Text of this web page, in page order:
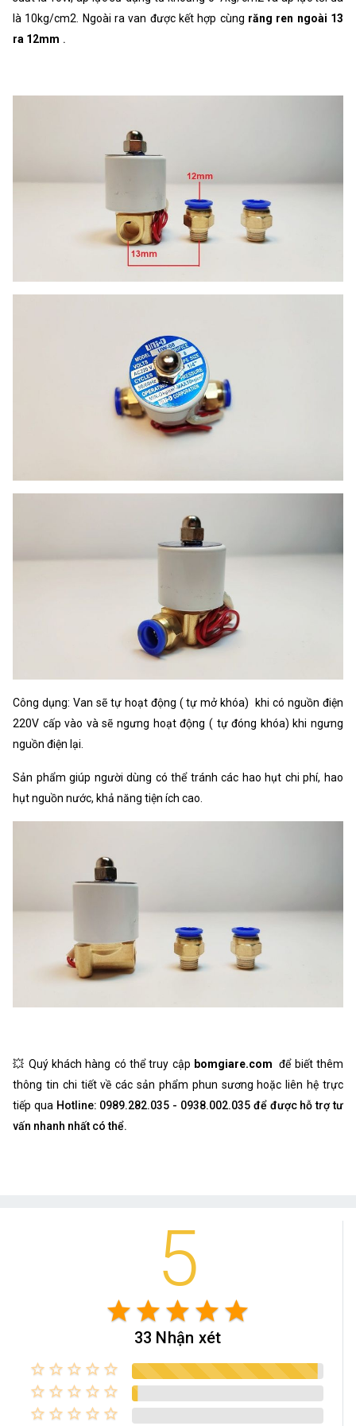
là 10kg/cm2. Ngoài ra van được kết hợp cùng răng ren ngoài 13
ra 12mm .
Công dụng: Van sẽ tự hoạt động ( tự mở khóa) khi có nguồn điện
220V cấp vào và sẽ ngưng hoạt động ( tự đóng khóa) khi ngưng
nguồn điện lại.
Sản phẩm giúp người dùng có thể tránh các hao hụt chi phí, hao
hụt nguồn nước, khả năng tiện ích cao.
💥 Quý khách hàng có thể truy cập bomgiare.com để biết thêm
thông tin chi tiết về các sản phẩm phun sương hoặc liên hệ trực
tiếp qua Hotline: 0989.282.035 - 0938.002.035 để được hỗ trợ tư
vấn nhanh nhất có thể.
5
star star star star star
33 Nhận xét
star_border star_border star_border star_border star_border
star_border star_border star_border star_border star_border
star_border star_border star_border star_border star_border